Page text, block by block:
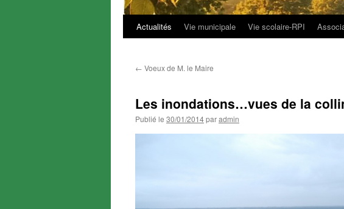
Aller
contenu
Actualités Vie municipale Vie scolaire-RPI
← Voeux de M. le Maire
Les inondations…vues de la
Publié le 30/01/2014paradmin